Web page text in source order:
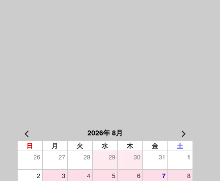
2026年 8月
日 月 火 水 木 金 土
26 27 28 29 30 31
1
2
3 4 5 6 7
8